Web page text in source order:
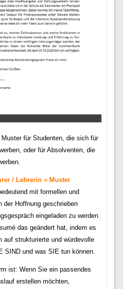
für Studenten, die sich für
oder für Absolventen, die
/ Lehrerin » Muster
mit formellen und
der Hoffnung geschrieben
eingeladen zu werden.
das geändert hat, indem es
auf strukturierte und würdevolle
SIND und was SIE tun können.
ist: Wenn Sie ein passendes
erstellen möchten,